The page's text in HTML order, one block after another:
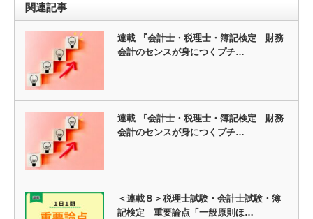
関連記事
連載 『会計士・税理士・簿記検定 財務
会計のセンスが身につくプチ…
連載 『会計士・税理士・簿記検定 財務
会計のセンスが身につくプチ…
＜連載８＞税理士試験・会計士試験・簿
記検定 重要論点「一般原則ほ…